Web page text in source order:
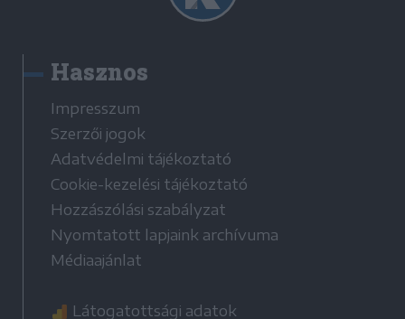
Hasznos
Impresszum
Szerzői jogok
Adatvédelmi tájékoztató
Cookie-kezelési tájékoztató
Hozzászólási szabályzat
Nyomtatott lapjaink archívuma
Médiaajánlat
Látogatottsági adatok